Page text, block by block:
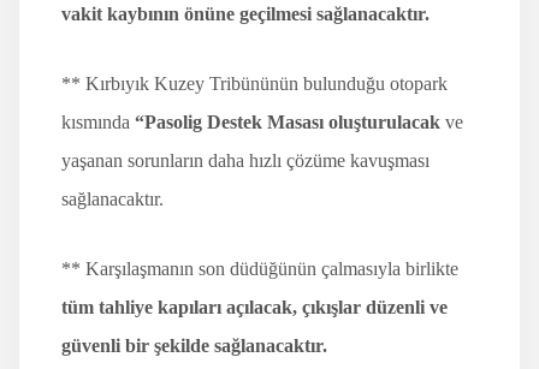
vakit kaybının önüne geçilmesi sağlanacaktır.
** Kırbıyık Kuzey Tribününün bulunduğu otopark
kısmında “Pasolig Destek Masası oluşturulacak ve
yaşanan sorunların daha hızlı çözüme kavuşması
sağlanacaktır.
** Karşılaşmanın son düdüğünün çalmasıyla birlikte
tüm tahliye kapıları açılacak, çıkışlar düzenli ve
güvenli bir şekilde sağlanacaktır.